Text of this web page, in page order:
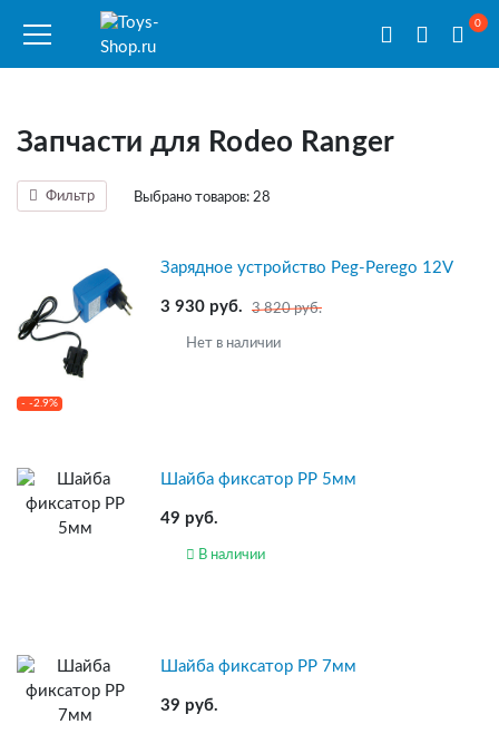
0
Запчасти для Rodeo Ranger
Фильтр Выбрано товаров: 28
- -2.9%
Зарядное устройство Peg-Perego 12V
3 930 руб. 3 820 руб.
Нет в наличии
Шайба фиксатор PP 5мм
49 руб.
В наличии
Шайба фиксатор PP 7мм
39 руб.